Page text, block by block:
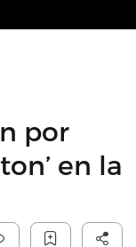
por
en la